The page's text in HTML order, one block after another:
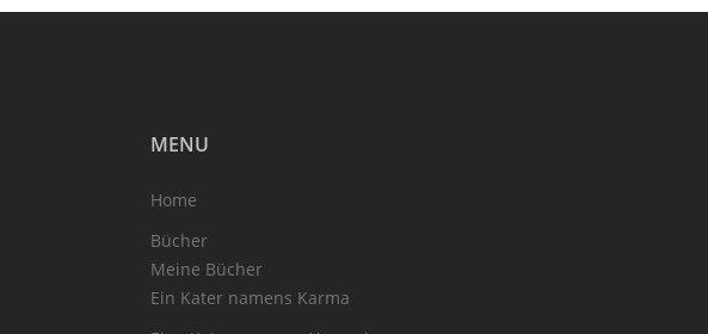
MENU
Home
Bücher
Meine Bücher
Ein Kater namens Karma